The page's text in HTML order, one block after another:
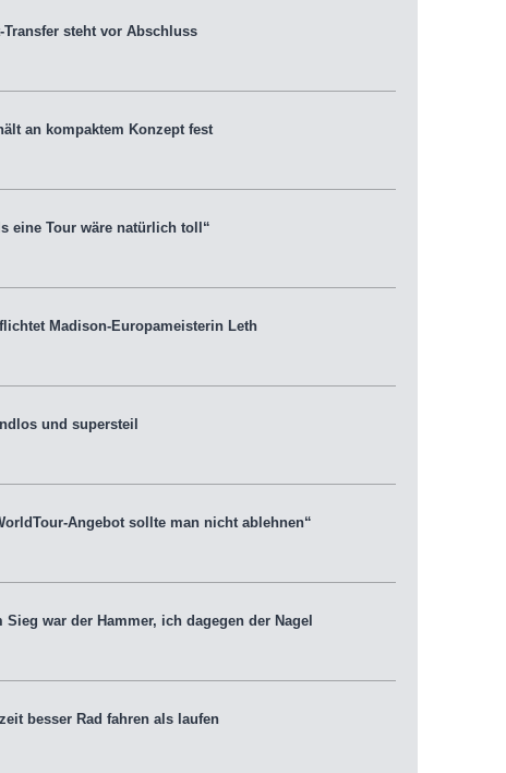
steht vor Abschluss
an kompaktem Konzept fest
eine Tour wäre natürlich toll“
Madison-Europameisterin Leth
und supersteil
Angebot sollte man nicht ablehnen“
war der Hammer, ich dagegen der Nagel
besser Rad fahren als laufen